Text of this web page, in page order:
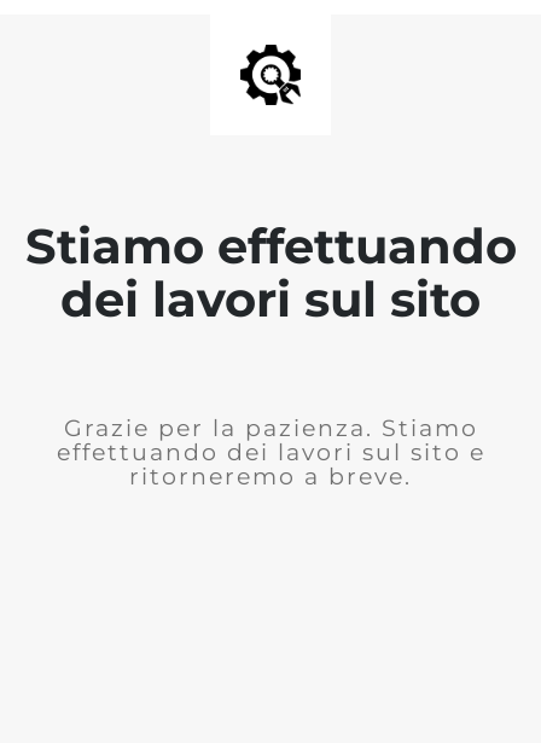
Stiamo effettuando
dei lavori sul sito
Grazie per la pazienza. Stiamo
effettuando dei lavori sul sito e
ritorneremo a breve.